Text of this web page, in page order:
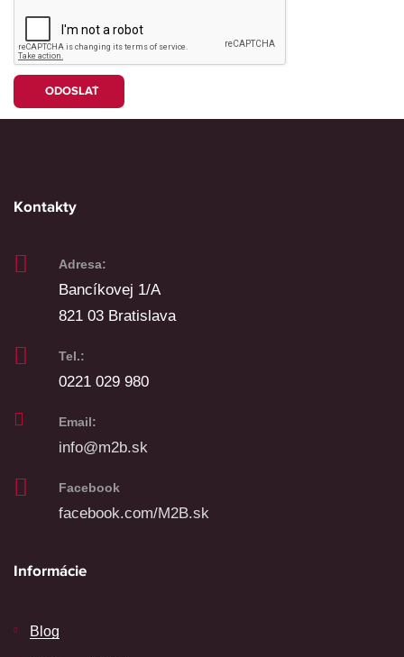
Kontakty
Adresa:
Bancíkovej 1/A
821 03 Bratislava
Tel.:
0221 029 980
Email:
info@m2b.sk
Facebook
facebook.com/M2B.sk
Informácie
Blog